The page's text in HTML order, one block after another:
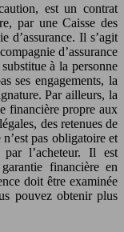
est un contrat
par une Caisse des
d’assurance. Il s’agit
d’assurance
à la personne
ses engagements, la
Par ailleurs, la
financière propre aux
des retenues de
pas obligatoire et
l’acheteur. Il est
financière en
doit être examinée
pouvez obtenir plus